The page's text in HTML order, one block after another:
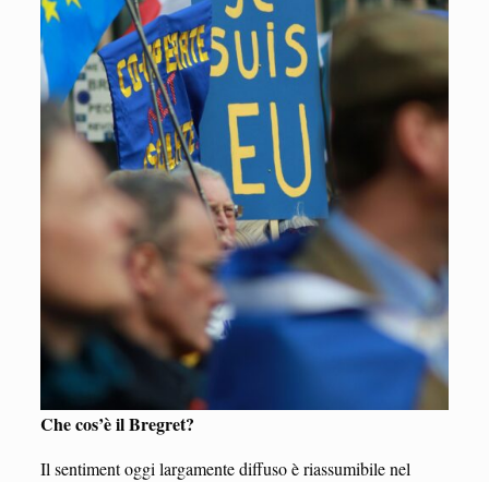
Che cos’è il Bregret?
Il sentiment oggi largamente diffuso è riassumibile nel